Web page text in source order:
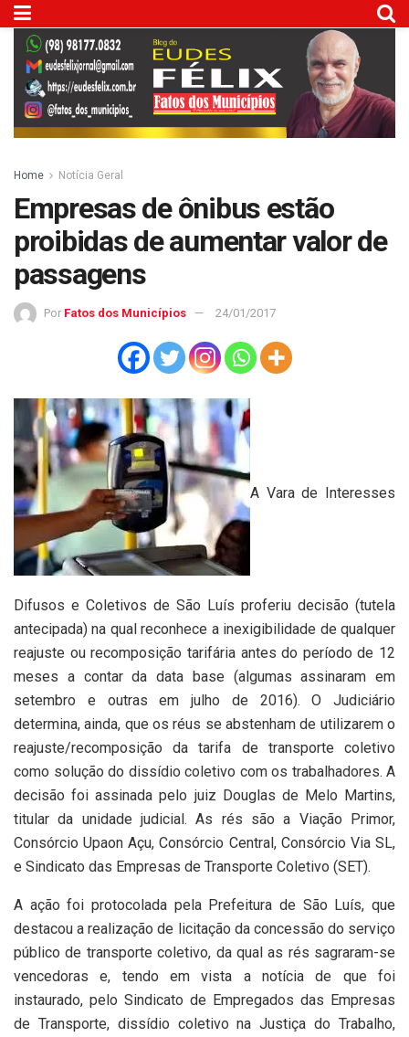
Home Notícia Geral
Empresas de ônibus estão
proibidas de aumentar valor de
passagens
Por Fatos dos Municípios 24/01/2017
A Vara de Interesses
Difusos e Coletivos de São Luís proferiu decisão (tutela
antecipada) na qual reconhece a inexigibilidade de qualquer
reajuste ou recomposição tarifária antes do período de 12
meses a contar da data base (algumas assinaram em
setembro e outras em julho de 2016). O Judiciário
determina, ainda, que os réus se abstenham de utilizarem o
reajuste/recomposição da tarifa de transporte coletivo
como solução do dissídio coletivo com os trabalhadores. A
decisão foi assinada pelo juiz Douglas de Melo Martins,
titular da unidade judicial. As rés são a Viação Primor,
Consórcio Upaon Açu, Consórcio Central, Consórcio Via SL,
e Sindicato das Empresas de Transporte Coletivo (SET).
A ação foi protocolada pela Prefeitura de São Luís, que
destacou a realização de licitação da concessão do serviço
público de transporte coletivo, da qual as rés sagraram-se
vencedoras e, tendo em vista a notícia de que foi
instaurado, pelo Sindicato de Empregados das Empresas
de Transporte, dissídio coletivo na Justiça do Trabalho,